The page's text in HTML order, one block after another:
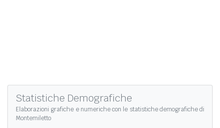
Statistiche Demografiche
Elaborazioni grafiche e numeriche con le statistiche demografiche di
Montemiletto